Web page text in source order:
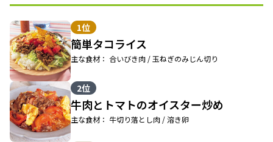
1位
簡単タコライス
主な食材： 合いびき肉 / 玉ねぎのみじん切り
2位
牛肉とトマトのオイスター炒め
主な食材： 牛切り落とし肉 / 溶き卵